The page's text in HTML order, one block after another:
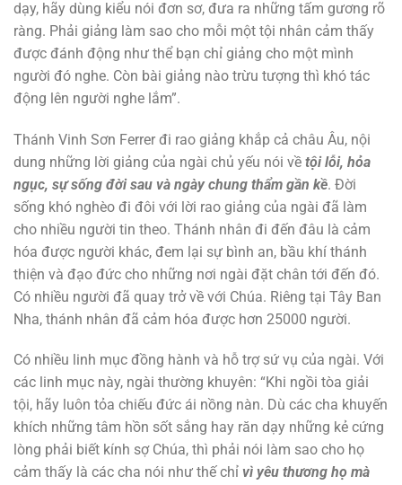
dạy, hãy dùng kiểu nói đơn sơ, đưa ra những tấm gương rõ
ràng. Phải giảng làm sao cho mỗi một tội nhân cảm thấy
được đánh động như thể bạn chỉ giảng cho một mình
người đó nghe. Còn bài giảng nào trừu tượng thì khó tác
động lên người nghe lắm”.
Thánh Vinh Sơn Ferrer đi rao giảng khắp cả châu Âu, nội
dung những lời giảng của ngài chủ yếu nói về tội lỗi, hỏa
ngục, sự sống đời sau và ngày chung thẩm gần kề. Đời
sống khó nghèo đi đôi với lời rao giảng của ngài đã làm
cho nhiều người tin theo. Thánh nhân đi đến đâu là cảm
hóa được người khác, đem lại sự bình an, bầu khí thánh
thiện và đạo đức cho những nơi ngài đặt chân tới đến đó.
Có nhiều người đã quay trở về với Chúa. Riêng tại Tây Ban
Nha, thánh nhân đã cảm hóa được hơn 25000 người.
Có nhiều linh mục đồng hành và hỗ trợ sứ vụ của ngài. Với
các linh mục này, ngài thường khuyên: “Khi ngồi tòa giải
tội, hãy luôn tỏa chiếu đức ái nồng nàn. Dù các cha khuyến
khích những tâm hồn sốt sắng hay răn dạy những kẻ cứng
lòng phải biết kính sợ Chúa, thì phải nói làm sao cho họ
cảm thấy là các cha nói như thế chỉ vì yêu thương họ mà